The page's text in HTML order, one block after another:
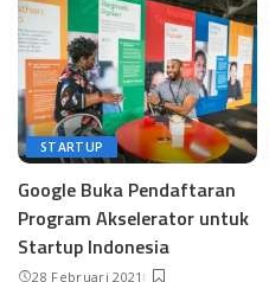
STARTUP
Google Buka Pendaftaran
Program Akselerator untuk
Startup Indonesia
28 Februari 2021